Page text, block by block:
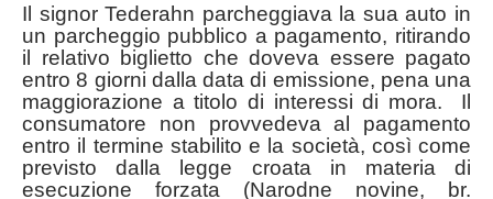
Il signor Tederahn parcheggiava la sua auto in
un parcheggio pubblico a pagamento, ritirando
il relativo biglietto che doveva essere pagato
entro 8 giorni dalla data di emissione, pena una
maggiorazione a titolo di interessi di mora. Il
consumatore non provvedeva al pagamento
entro il termine stabilito e la società, così come
previsto dalla legge croata in materia di
esecuzione forzata (Narodne novine, br.